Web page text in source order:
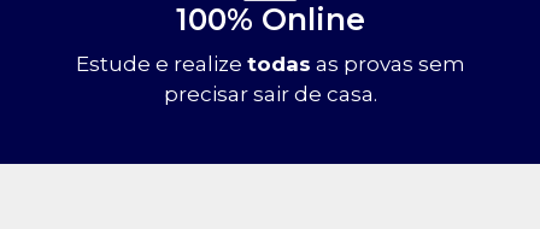
100% Online
Estude e realize todas as provas sem
precisar sair de casa.